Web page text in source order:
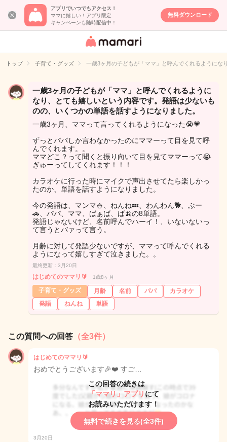
アプリでいつでもアクセス！
ママに嬉しい！アプリ限定
キャンペーンも随時配信中！
無料ダウンロード
女性専用匿名QA
イト
トップ 子育て・グッズ 一歳3ヶ月の子どもが「ママ」と呼んでくれるように
一歳3ヶ月の子どもが「ママ」と呼んでくれるように
なり、とても嬉しいという内容です。発語は少ないも
のの、いくつかの単語を話すようになりました。
一歳3ヶ月、ママって言ってくれるようになった😭💗
ずっとパパしか言わなかったのにママーって目を見て呼
んでくれます。。
ママどこ？って聞くと振り向いて目を見てママーって😭
ぎゅーってしてくれます！！！
カラオケに行った時にマイクで声出させてたら楽しかっ
たのか、単語を話すようになりました。
今の発語は、マンマ🍚、ねんね💤、わんわん🐕、ぶー
🚗、パパ、ママ、ばぁば、ば🍌の8単語。
発語じゃないけど、名前呼んでハーイ！、いないないっ
て言うとバァって言う。
月齢に対して発語少ないですが、ママって呼んでくれる
ようになって嬉しすぎて泣きました。。
最終更新：3月20日
はじめてのママリ🔰 1歳8ヶ月
子育て・グッズ 月齢 名前 パパ
カラオケ
発語
ねんね 単語
この質問への回答 （全3件）
はじめてのママリ🔰
おめでとうございます🎉❤️ すご…
この回答の続きは
「ママリ」アプリ にて
お読みいただけます！
無料で続きを見る(全3件)
3月20日